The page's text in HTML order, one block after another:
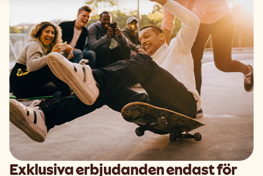
Exklusiva erbjudanden endast för